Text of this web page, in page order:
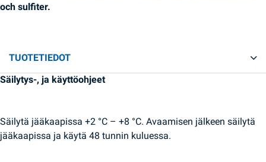
och sulfiter.
TUOTETIEDOT
Säilytys-, ja käyttöohjeet
Säilytä jääkaapissa +2 °C – +8 °C. Avaamisen jälkeen säilytä
jääkaapissa ja käytä 48 tunnin kuluessa.